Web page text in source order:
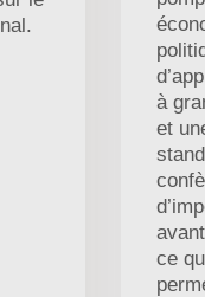
à
et
ce